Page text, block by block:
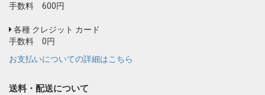
手数料 600円
各種 クレジット カード
手数料 0円
お支払いについての詳細はこちら
送料・配送について